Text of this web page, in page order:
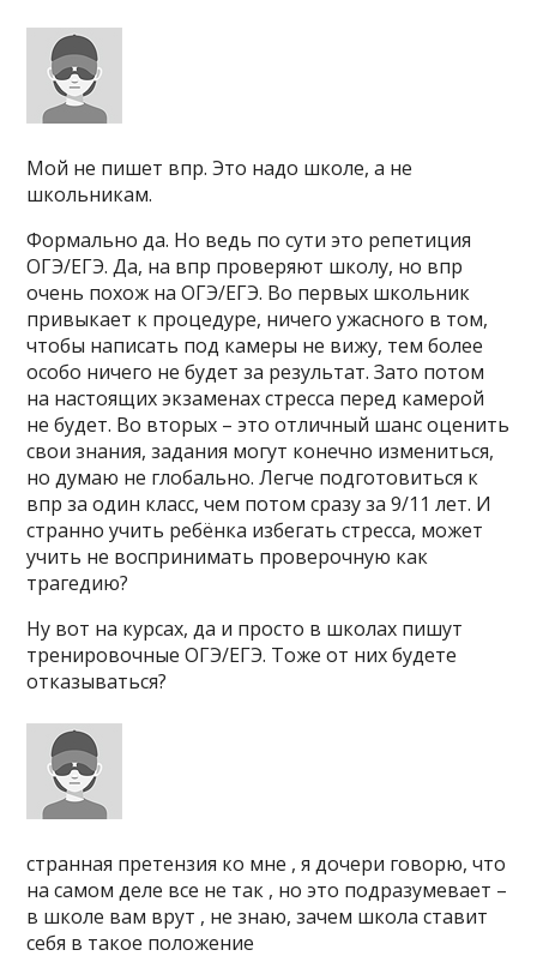
Мой не пишет впр. Это надо школе, а не
школьникам.
Формально да. Но ведь по сути это репетиция
ОГЭ/ЕГЭ. Да, на впр проверяют школу, но впр
очень похож на ОГЭ/ЕГЭ. Во первых школьник
привыкает к процедуре, ничего ужасного в том,
чтобы написать под камеры не вижу, тем более
особо ничего не будет за результат. Зато потом
на настоящих экзаменах стресса перед камерой
не будет. Во вторых – это отличный шанс оценить
свои знания, задания могут конечно измениться,
но думаю не глобально. Легче подготовиться к
впр за один класс, чем потом сразу за 9/11 лет. И
странно учить ребёнка избегать стресса, может
учить не воспринимать проверочную как
трагедию?
Ну вот на курсах, да и просто в школах пишут
тренировочные ОГЭ/ЕГЭ. Тоже от них будете
отказываться?
странная претензия ко мне , я дочери говорю, что
на самом деле все не так , но это подразумевает –
в школе вам врут , не знаю, зачем школа ставит
себя в такое положение